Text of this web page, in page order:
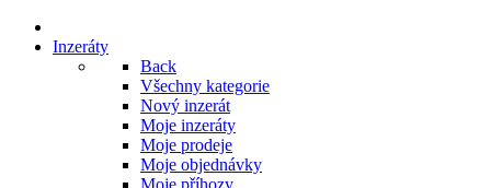
Inzeráty
Back
Všechny kategorie
Nový inzerát
Moje inzeráty
Moje prodeje
Moje objednávky
Moje příhozy